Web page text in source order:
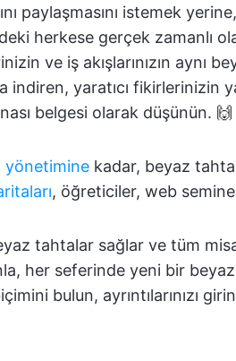
paylaşmasını istemek
herkese gerçek zamanlı
ve iş akışlarınızın aynı
indiren, yaratıcı
belgesi olarak düşünün. 🙌
yönetimine kadar, beyaz
, öğreticiler, web
tahtalar sağlar ve tüm
her seferinde yeni bir
bulun, ayrıntılarınızı